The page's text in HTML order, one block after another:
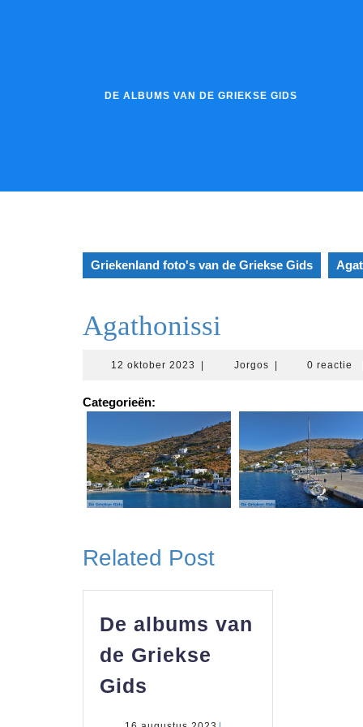
DE ALBUMS VAN DE GRIEKSE GIDS
Griekenland foto's van de Griekse Gids
Agathonissi
12 oktober 2023 12
JorgosJorgos 0 reactie
Categorieën:
Related Post
De albums van
de Griekse
Gids